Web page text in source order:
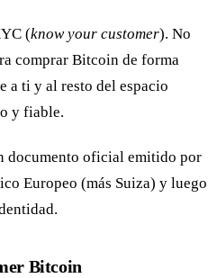
(know your customer). No
comprar Bitcoin de forma
a ti y al resto del espacio
y fiable.
documento oficial emitido por
Europeo (más Suiza) y luego
Bitcoin